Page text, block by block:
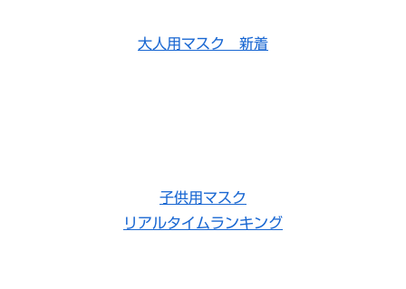
大人用マスク 新着
子供用マスク
リアルタイムランキング